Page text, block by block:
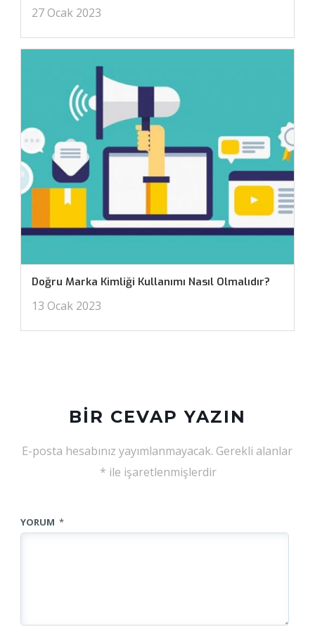
27 Ocak 2023
Doğru Marka Kimliği Kullanımı Nasıl Olmalıdır?
13 Ocak 2023
BIR CEVAP YAZIN
E-posta hesabınız yayımlanmayacak. Gerekli alanlar
* ile işaretlenmişlerdir
YORUM *